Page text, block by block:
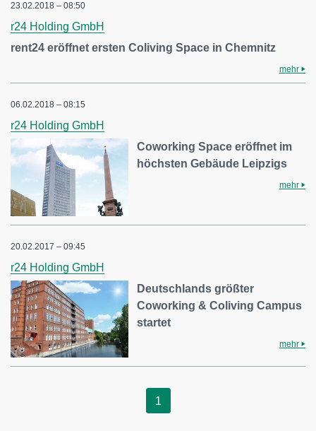
23.02.2018 – 08:50
r24 Holding GmbH
rent24 eröffnet ersten Coliving Space in Chemnitz
mehr
06.02.2018 – 08:15
r24 Holding GmbH
Coworking Space eröffnet im
höchsten Gebäude Leipzigs
mehr
20.02.2017 – 09:45
r24 Holding GmbH
Deutschlands größter
Coworking & Coliving Campus
startet
mehr
1